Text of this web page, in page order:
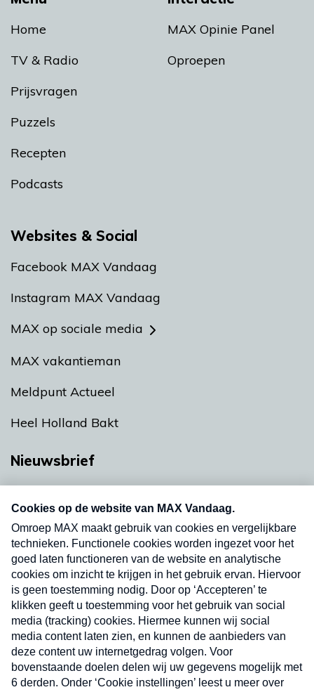
Home
TV & Radio
Prijsvragen
Puzzels
Recepten
Podcasts
MAX Opinie Panel
Oproepen
Websites & Social
Facebook MAX Vandaag
Instagram MAX Vandaag
MAX op sociale media
MAX vakantieman
Meldpunt Actueel
Heel Holland Bakt
Nieuwsbrief
nieuwsbrief. Elke vrijdag- en dinsdagochtend in
uw mailbox.
Verzend